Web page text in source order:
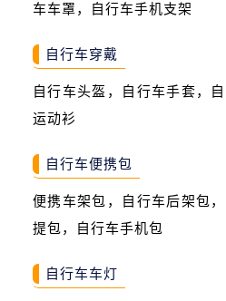
车车罩，自行车手机支架
自行车穿戴
自行车头盔，自行车手套，
运动衫
自行车便携包
便携车架包，自行车后架包
提包，自行车手机包
自行车车灯